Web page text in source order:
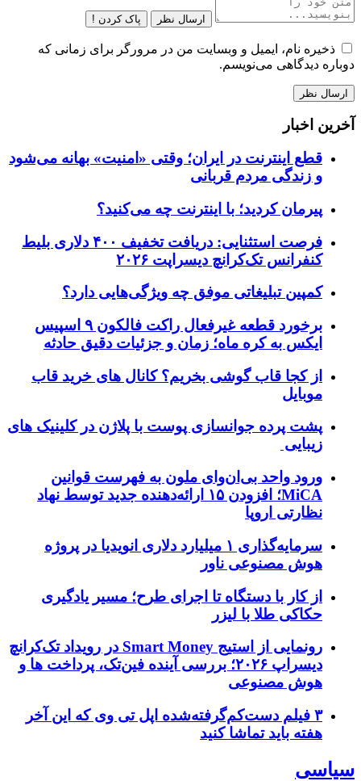
ارسال نظر پاک کردن !
ذخیره نام، ایمیل و وبسایت من در مرورگر برای زمانی که
دوباره دیدگاهی می‌نویسم.
آخرین اخبار
قطع اینترنت در ایران؛ وقتی «امنیت» بهانه می‌شود
و زندگی مردم قربانی
پیرمان کردید؛ با اینترنت چه می‌کنید؟
فرصت استثنایی: دریافت تخفیف ۴۰۰ دلاری بلیط
کنفرانس تک‌کرانچ دیسراپت ۲۰۲۶
کمپین تبلیغاتی موفق چه ویژگی‌هایی دارد؟
برخورد قطعه غیرفعال راکت فالکون ۹ اسپیس
ایکس به کره ماه؛ زمان و جزئیات دقیق حادثه
از کجا قاب گوشی بخریم؟ کانال های خرید قاب
موبایل
پشت پرده جوانسازی پوست با پلاژن در کلینیک های
زیبایی
ورود واحد بی‌ان‌وای ملون به فهرست قوانین
MiCA؛ افزودن ۱۵ ارائه‌دهنده جدید توسط نهاد
نظارتی اروپا
سرمایه‌گذاری ۱ میلیارد دلاری انویدیا در پروژه
هوش مصنوعی ناور
از کار با دستگاه تا اجرای طرح؛ مسیر یادگیری
حکاکی طلا با لیزر
رونمایی از استیج Smart Money در رویداد تک‌کرانچ
دیسراپ ۲۰۲۶؛ بررسی آینده فین‌تک، پرداخت‌ ها و
هوش مصنوعی
۳ فیلم دست‌کم‌گرفته‌شده اپل تی وی که این آخر
هفته باید تماشا کنید
سیاسی